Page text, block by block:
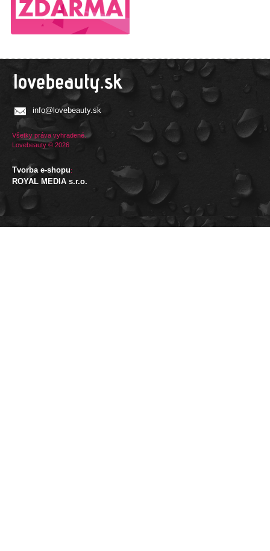
info@lovebeauty.sk
Všetky práva vyhradené.
Lovebeauty © 2026
Tvorba e-shopu:
ROYAL MEDIA s.r.o.